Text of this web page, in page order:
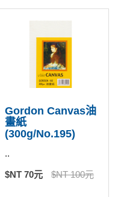
Gordon Canvas油
畫紙
(300g/No.195)
..
$NT 70元 $NT 100元